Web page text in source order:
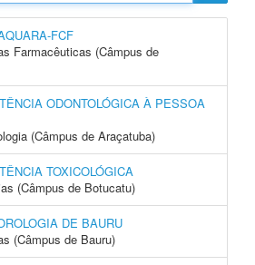
FCF
Farmacêuticas (Câmpus de
ODONTOLÓGICA À PESSOA
(Câmpus de Araçatuba)
TOXICOLÓGICA
(Câmpus de Botucatu)
DE BAURU
(Câmpus de Bauru)